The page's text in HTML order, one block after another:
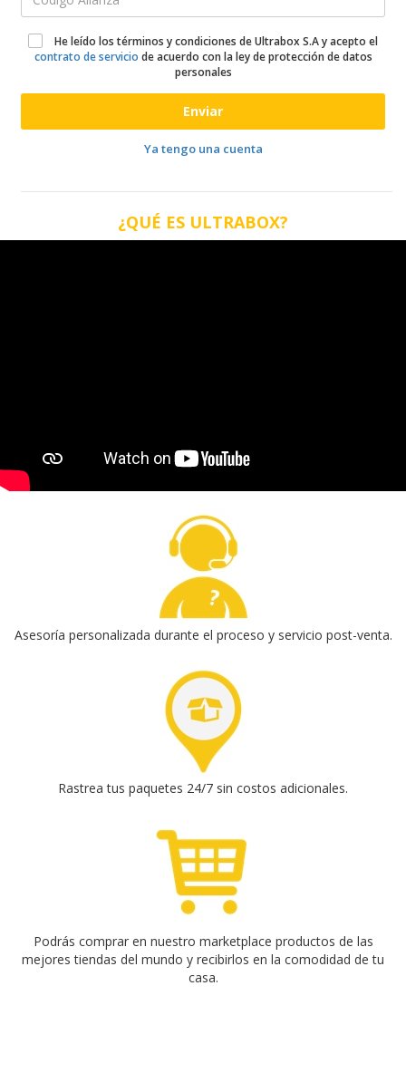
He leído los términos y condiciones de Ultrabox S.A y acepto el
contrato de servicio de acuerdo con la ley de protección de datos
personales
Enviar
Ya tengo una cuenta
¿QUÉ ES ULTRABOX?
Asesoría personalizada durante el proceso y servicio post-venta.
Rastrea tus paquetes 24/7 sin costos adicionales.
Podrás comprar en nuestro marketplace productos de las
mejores tiendas del mundo y recibirlos en la comodidad de tu
casa.